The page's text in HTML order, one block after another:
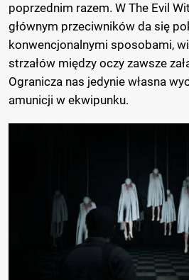
poprzednim razem. W The Evil
głównym przeciwników da się
konwencjonalnymi sposobami,
strzałów między oczy zawsze
Ogranicza nas jedynie własna
amunicji w ekwipunku.